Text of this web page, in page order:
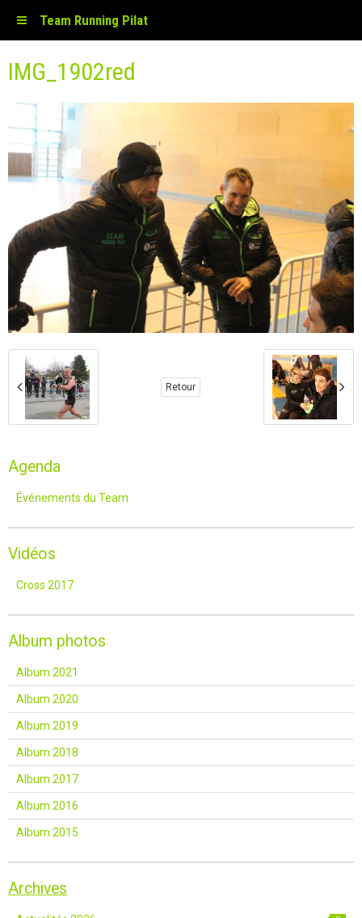
Team Running Pilat
IMG_1902red
Retour
Agenda
Événements du Team
Vidéos
Cross 2017
Album photos
Album 2021
Album 2020
Album 2019
Album 2018
Album 2017
Album 2016
Album 2015
Archives